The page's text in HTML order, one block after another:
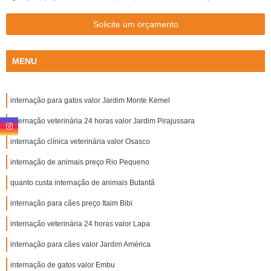
Solicite um orçamento
MENU
internação para gatos valor Jardim Monte Kemel
internação veterinária 24 horas valor Jardim Pirajussara
internação clínica veterinária valor Osasco
internação de animais preço Rio Pequeno
quanto custa internação de animais Butantã
internação para cães preço Itaim Bibi
internação veterinária 24 horas valor Lapa
internação para cães valor Jardim América
internação de gatos valor Embu